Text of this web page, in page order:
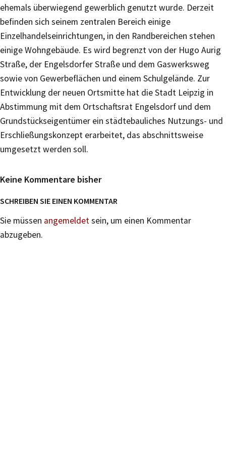
ehemals überwiegend gewerblich genutzt wurde. Derzeit
befinden sich seinem zentralen Bereich einige
Einzelhandelseinrichtungen, in den Randbereichen stehen
einige Wohngebäude. Es wird begrenzt von der Hugo Aurig
Straße, der Engelsdorfer Straße und dem Gaswerksweg
sowie von Gewerbeflächen und einem Schulgelände. Zur
Entwicklung der neuen Ortsmitte hat die Stadt Leipzig in
Abstimmung mit dem Ortschaftsrat Engelsdorf und dem
Grundstückseigentümer ein städtebauliches Nutzungs- und
Erschließungskonzept erarbeitet, das abschnittsweise
umgesetzt werden soll.
Keine Kommentare bisher
SCHREIBEN SIE EINEN KOMMENTAR
Sie müssen angemeldetsein, um einen Kommentar
abzugeben.